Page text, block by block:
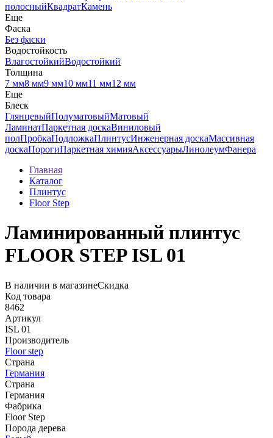
полосныйКвадратКамень
Еще
Фаска
Без фаски
Водостойкость
ВлагостойкийВодостойкий
Толщина
7 мм8 мм9 мм10 мм11 мм12 мм
Еще
Блеск
ГлянцевыйПолуматовыйМатовый
ЛаминатПаркетная доскаВиниловый
полПробкаПодложкаПлинтусИнженерная доскаМассивная
доскаПорогиПаркетная химияАксессуарыЛинолеумФанера
Главная
Каталог
Плинтус
Floor Step
Ламинированный плинтус
FLOOR STEP ISL 01
В наличии в магазинеСкидка
Код товара
8462
Артикул
ISL 01
Производитель
Floor step
Страна
Германия
Страна
Германия
Фабрика
Floor Step
Порода дерева